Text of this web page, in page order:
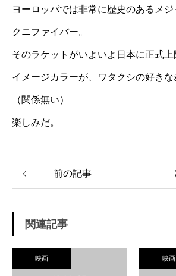
ヨーロッパでは非常に歴史のあるメ
クニファイバー。
そのラケットがいよいよ日本に正式上
イメージカラーが、ワタクシの好きな
（関係無い）
楽しみだ。
前の記事
関連記事
映画 映画